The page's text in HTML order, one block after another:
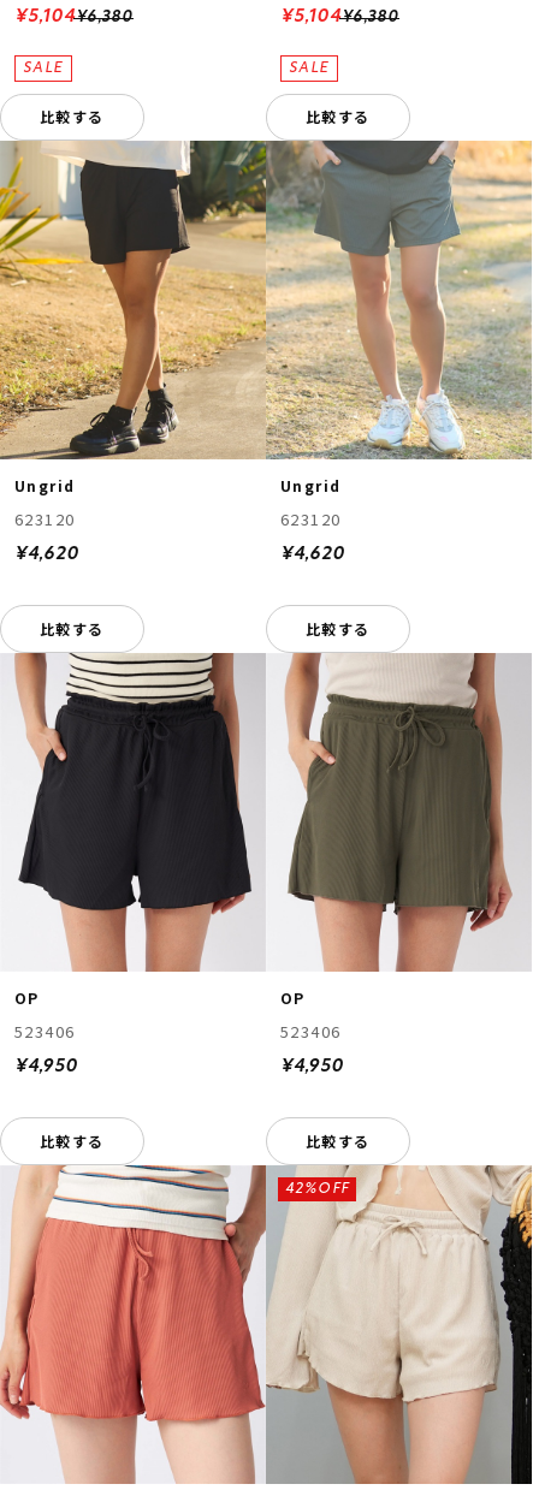
¥6,380
¥5,104
比較する
¥6,380
¥5,104
比較する
Ungrid
623120
¥4,620
比較する
Ungrid
623120
¥4,620
比較する
OP
523406
¥4,950
比較する
OP
523406
¥4,950
比較する
42%OFF